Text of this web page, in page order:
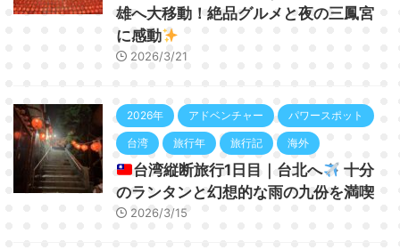
雄へ大移動！絶品グルメと夜の三鳳宮
に感動
2026/3/21
2026年 アドベンチャー パワースポット
台湾 旅行年 旅行記 海外
台湾縦断旅行1日目｜台北へ
十分
のランタンと幻想的な雨の九份を満喫
2026/3/15